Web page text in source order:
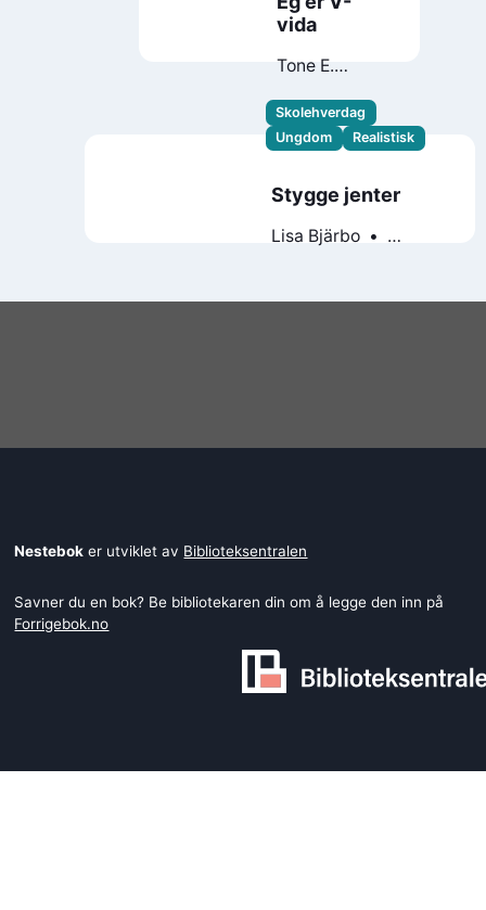
vida
Tone E.
Skolehverdag
Ungdom
Realistisk
Stygge jenter
Lisa Bjärbo
Nestebok er utviklet av Biblioteksentralen
Savner du en bok? Be bibliotekaren din om å legge den inn på
Forrigebok.no